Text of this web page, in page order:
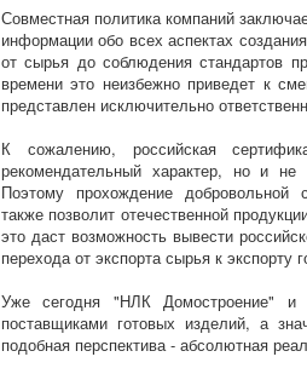
Совместная политика компаний
информации обо всех аспектах
от сырья до соблюдения стандартов
времени это неизбежно приведет к
представлен исключительно
К сожалению, российская
рекомендательный характер, но и не
Поэтому прохождение
также позволит отечественной
это даст возможность вывести
перехода от экспорта сырья к экспорту
Уже сегодня "НЛК Домостроение" и
поставщиками готовых изделий, а
подобная перспектива - абсолютная